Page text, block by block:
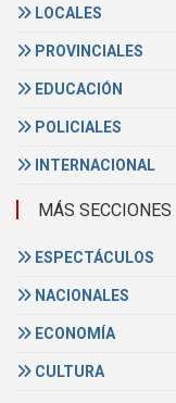
LOCALES
PROVINCIALES
EDUCACIÓN
POLICIALES
INTERNACIONAL
MÁS SECCIONES
ESPECTÁCULOS
NACIONALES
ECONOMÍA
CULTURA